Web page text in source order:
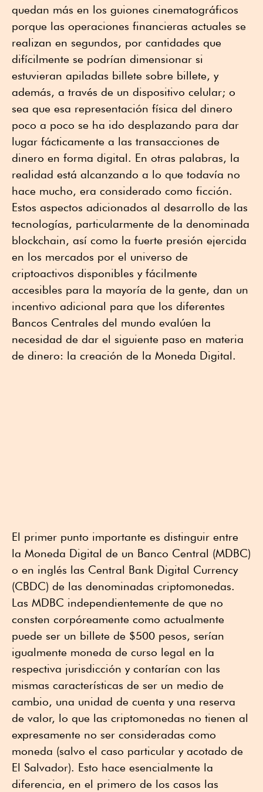
quedan más en los guiones cinematográficos
porque las operaciones financieras actuales se
realizan en segundos, por cantidades que
difícilmente se podrían dimensionar si
estuvieran apiladas billete sobre billete, y
además, a través de un dispositivo celular; o
sea que esa representación física del dinero
poco a poco se ha ido desplazando para dar
lugar fácticamente a las transacciones de
dinero en forma digital. En otras palabras, la
realidad está alcanzando a lo que todavía no
hace mucho, era considerado como ficción.
Estos aspectos adicionados al desarrollo de las
tecnologías, particularmente de la denominada
blockchain, así como la fuerte presión ejercida
en los mercados por el universo de
criptoactivos disponibles y fácilmente
accesibles para la mayoría de la gente, dan un
incentivo adicional para que los diferentes
Bancos Centrales del mundo evalúen la
necesidad de dar el siguiente paso en materia
de dinero: la creación de la Moneda Digital.
El primer punto importante es distinguir entre
la Moneda Digital de un Banco Central (MDBC)
o en inglés las Central Bank Digital Currency
(CBDC) de las denominadas criptomonedas.
Las MDBC independientemente de que no
consten corpóreamente como actualmente
puede ser un billete de $500 pesos, serían
igualmente moneda de curso legal en la
respectiva jurisdicción y contarían con las
mismas características de ser un medio de
cambio, una unidad de cuenta y una reserva
de valor, lo que las criptomonedas no tienen al
expresamente no ser consideradas como
moneda (salvo el caso particular y acotado de
El Salvador). Esto hace esencialmente la
diferencia, en el primero de los casos las